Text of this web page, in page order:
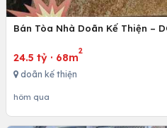
Bán Tòa Nhà Doãn Kế Thiện –
24.5 tỷ · 68m
2
doãn kế thiện
hôm qua